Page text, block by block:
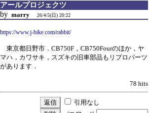
アールプロジェクツ
by marry 26/4/5(日) 20:22
https://www.j-bike.com/rabbit/
東京都日野市．CB750F，CB750Fourのほか，ヤ
マハ，カワサキ，スズキの旧車部品もリプロパーツ
があります．
78 hits
引用なし